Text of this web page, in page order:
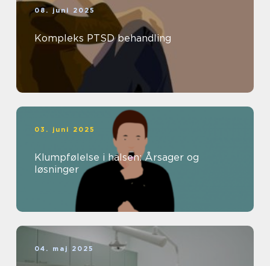
08. juni 2025
Kompleks PTSD behandling
03. juni 2025
Klumpfølelse i halsen: Årsager og
løsninger
04. maj 2025